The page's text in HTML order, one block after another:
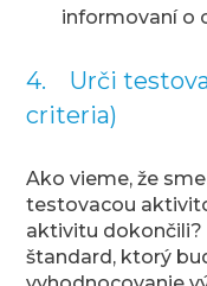
informovaní o
4. Urči
criteria)
Ako vieme, že
testovacou
aktivitu dokončili?
štandard, ktorý